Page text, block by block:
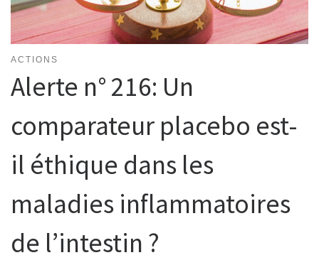
ACTIONS
Alerte n° 216: Un
comparateur placebo est-
il éthique dans les
maladies inflammatoires
de l’intestin ?